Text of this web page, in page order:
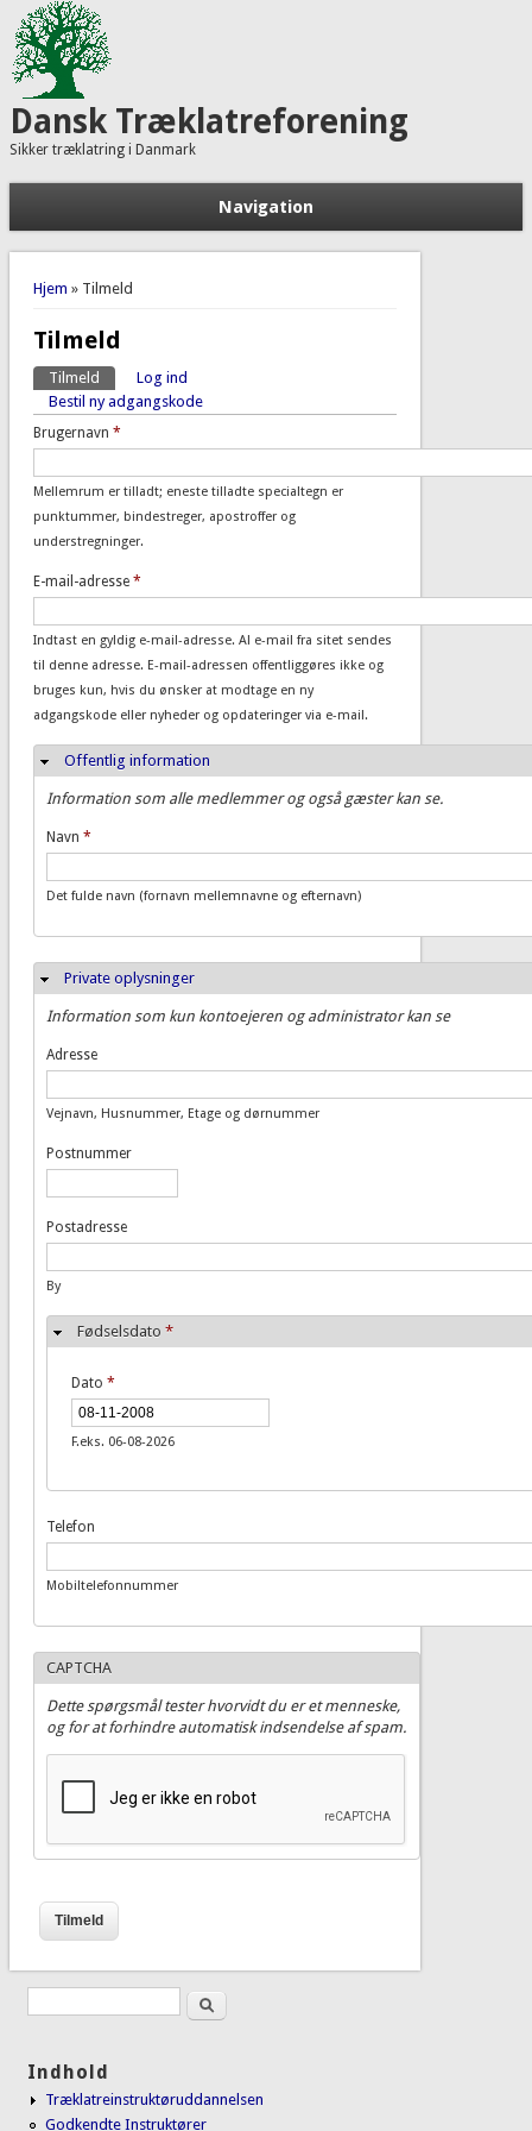
Dansk Træklatreforening
Sikker træklatring i Danmark
Navigation
Du er her
Hjem » Tilmeld
Tilmeld
Primære faneblade
Tilmeld (aktiv fane)
Log ind
Bestil ny adgangskode
Brugernavn *
Mellemrum er tilladt; eneste tilladte specialtegn er
punktummer, bindestreger, apostroffer og
understregninger.
E-mail-adresse *
Indtast en gyldig e-mail-adresse. Al e-mail fra sitet sendes
til denne adresse. E-mail-adressen offentliggøres ikke og
bruges kun, hvis du ønsker at modtage en ny
adgangskode eller nyheder og opdateringer via e-mail.
Skjul
Offentlig information
Information som alle medlemmer og også gæster kan se.
Navn *
Det fulde navn (fornavn mellemnavne og efternavn)
Skjul
Private oplysninger
Information som kun kontoejeren og administrator kan se
Adresse
Vejnavn, Husnummer, Etage og dørnummer
Postnummer
Postadresse
By
Fødselsdato *
Dato *
F.eks. 06-08-2026
Telefon
Mobiltelefonnummer
CAPTCHA
Dette spørgsmål tester hvorvidt du er et menneske,
og for at forhindre automatisk indsendelse af spam.
Søgefelt Søg
Indhold
Træklatreinstruktøruddannelsen
Godkendte Instruktører